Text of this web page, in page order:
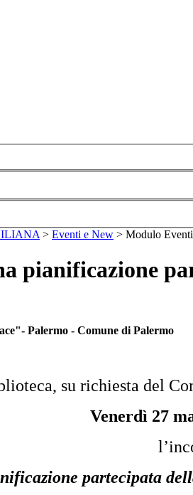
> Eventi e New > Modulo Eventi
pianificazione
Palermo - Comune di Palermo
su richiesta del
Venerdì 27
partecipata